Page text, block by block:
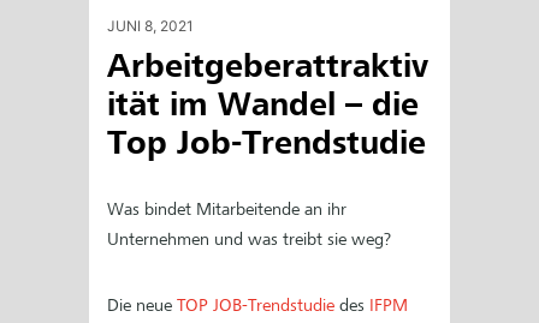
JUNI 8, 2021
Arbeitgeberattraktiv
ität im Wandel – die
Top Job-Trendstudie
Was bindet Mitarbeitende an ihr
Unternehmen und was treibt sie weg?
Die neue TOP JOB-Trendstudie des IFPM